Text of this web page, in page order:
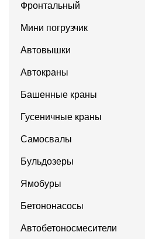
Фронтальный
Мини погрузчик
Автовышки
Автокраны
Башенные краны
Гусеничные краны
Самосвалы
Бульдозеры
Ямобуры
Бетононасосы
Автобетоносмесители